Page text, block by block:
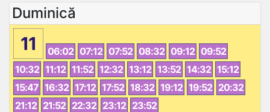
Duminică
11 06:02 07:12 07:52 08:32 09:12 09:52
10:32 11:12 11:52 12:32 13:12 13:52 14:32 15:12
15:47 16:32 17:12 17:52 18:32 19:12 19:52 20:32
21:12 21:52 22:32 23:12 23:52